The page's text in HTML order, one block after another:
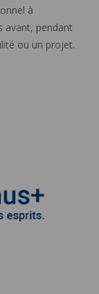
à
avant, pendant
ou un projet.